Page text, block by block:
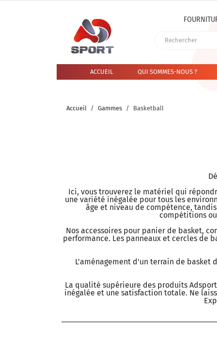
ACCUEIL QUI SOMMES-NOUS ?
Accueil Gammes Basketball
Ici, vous trouverez le matériel qui
une variété inégalée pour tous les
âge et niveau de compétence,
compétitions
Nos accessoires pour panier de basket,
performance. Les panneaux et cercles de
L'aménagement d'un terrain de basket
La qualité supérieure des produits
inégalée et une satisfaction totale. Ne